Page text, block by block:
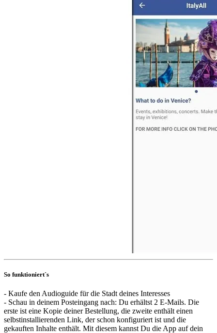
So funktioniert`s
- Kaufe den Audioguide für die Stadt deines Interesses
- Schau in deinem Posteingang nach: Du erhältst 2 E-Mails. Die
erste ist eine Kopie deiner Bestellung, die zweite enthält einen
selbstinstallierenden Link, der schon konfiguriert ist und die
gekauften Inhalte enthält. Mit diesem kannst Du die App auf dein